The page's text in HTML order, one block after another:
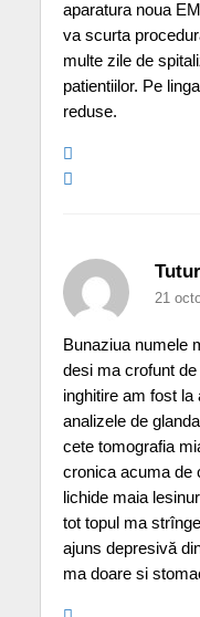
aparatura noua
va scurta
multe zile de
patientiilor. Pe
reduse.
21
Bunaziua numele
desi ma crofunt
inghitire am fost
analizele de
cete tomografia
cronica acuma de
lichide maia
tot topul ma
ajuns depresivă
ma doare si